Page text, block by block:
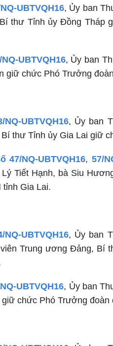
UBTVQH16, Ủy ban
thư Tỉnh ủy Đồng Tháp
UBTVQH16, Ủy ban
giữ chức Phó Trưởng
UBTVQH16, Ủy ban
thư Tỉnh ủy Gia Lai giữ
47/NQ-UBTVQH16, 57/
Tiết Hạnh, bà Siu
tỉnh Gia Lai.
UBTVQH16, Ủy ban
Trung ương Đảng, Bí
UBTVQH16, Ủy ban
chức Phó Trưởng